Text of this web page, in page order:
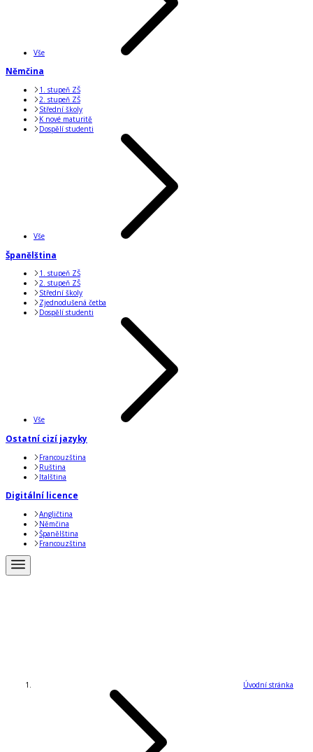
Vše
Němčina
1. stupeň ZŠ
2. stupeň ZŠ
Střední školy
K nové maturitě
Dospělí studenti
Vše
Španělština
1. stupeň ZŠ
2. stupeň ZŠ
Střední školy
Zjednodušená četba
Dospělí studenti
Vše
Ostatní cizí jazyky
Francouzština
Ruština
Italština
Digitální licence
Angličtina
Němčina
Španělština
Francouzština
Úvodní stránka